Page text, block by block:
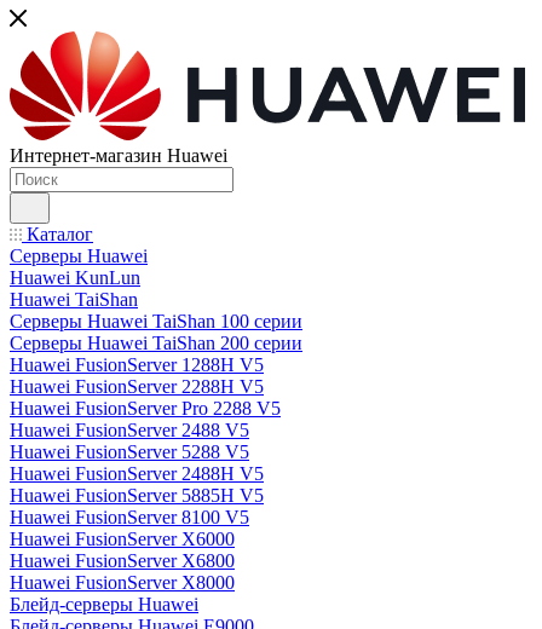
Интернет-магазин Huawei
Каталог
Серверы Huawei
Huawei KunLun
Huawei TaiShan
Серверы Huawei TaiShan 100 серии
Серверы Huawei TaiShan 200 серии
Huawei FusionServer 1288H V5
Huawei FusionServer 2288H V5
Huawei FusionServer Pro 2288 V5
Huawei FusionServer 2488 V5
Huawei FusionServer 5288 V5
Huawei FusionServer 2488H V5
Huawei FusionServer 5885H V5
Huawei FusionServer 8100 V5
Huawei FusionServer X6000
Huawei FusionServer X6800
Huawei FusionServer X8000
Блейд-серверы Huawei